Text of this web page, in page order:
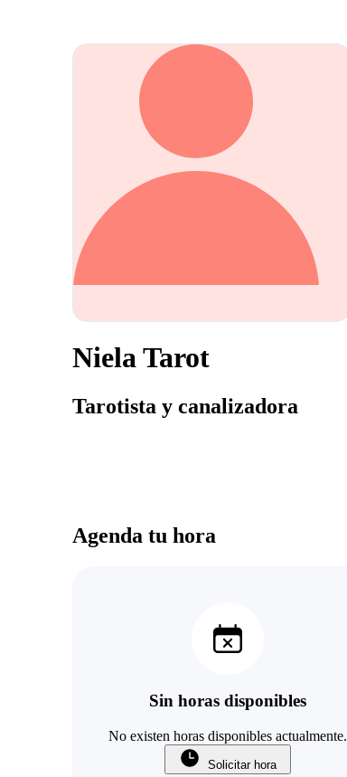
Niela Tarot
Tarotista y canalizadora
Agenda tu hora
Sin horas disponibles
No existen horas disponibles actualmente.
Solicitar hora